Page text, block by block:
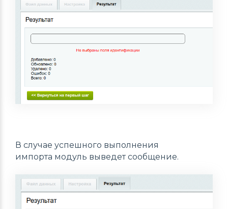
В случае успешного выполнения
импорта модуль выведет сообщение.